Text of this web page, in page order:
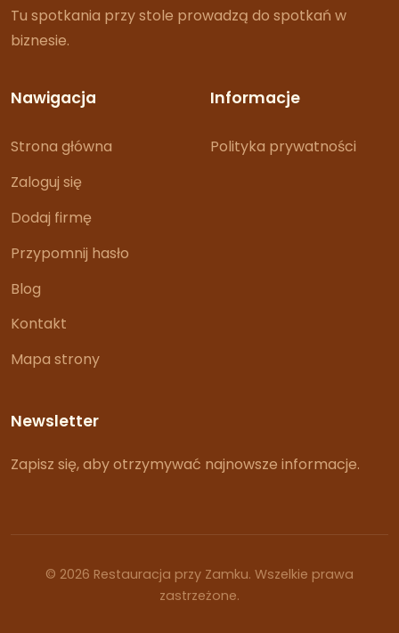
Tu spotkania przy stole prowadzą do spotkań w
biznesie.
Nawigacja
Strona główna
Zaloguj się
Dodaj firmę
Przypomnij hasło
Blog
Kontakt
Mapa strony
Informacje
Polityka prywatności
Newsletter
Zapisz się, aby otrzymywać najnowsze informacje.
© 2026 Restauracja przy Zamku. Wszelkie prawa
zastrzeżone.